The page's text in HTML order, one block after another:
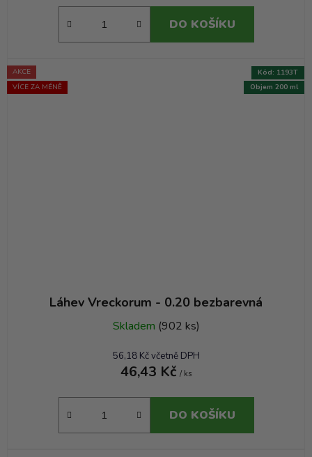
DO KOŠÍKU
AKCE
VÍCE ZA MÉNĚ
Láhev Vreckorum - 0.20 bezbarevná
Skladem (902 ks)
56,18 Kč včetně DPH
46,43 Kč / ks
DO KOŠÍKU
Objem 200 ml
Kód: 1193T